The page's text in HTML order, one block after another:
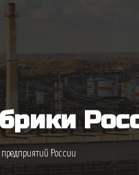
России